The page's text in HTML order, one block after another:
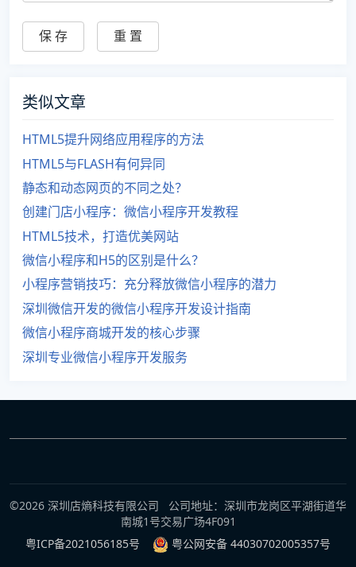
类似文章
HTML5提升网络应用程序的方法
HTML5与FLASH有何异同
静态和动态网页的不同之处？
创建门店小程序：微信小程序开发教程
HTML5技术，打造优美网站
微信小程序和H5的区别是什么？
小程序营销技巧：充分释放微信小程序的潜力
深圳微信开发的微信小程序开发设计指南
微信小程序商城开发的核心步骤
深圳专业微信小程序开发服务
©2026 深圳店熵科技有限公司 公司地址：深圳市龙岗区平湖街道华
南城1号交易广场4F091
粤ICP备2021056185号
粤公网安备 44030702005357号